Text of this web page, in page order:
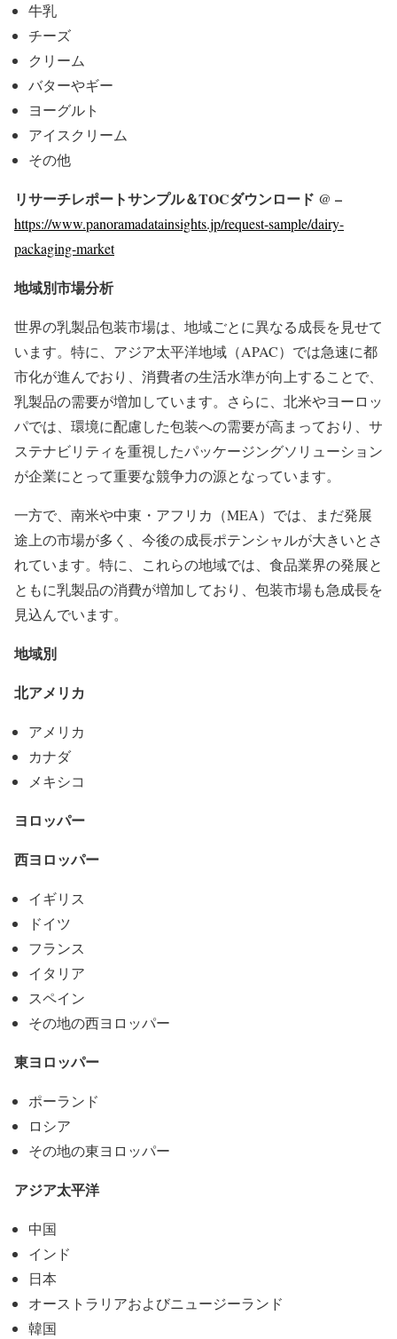
牛乳
チーズ
クリーム
バターやギー
ヨーグルト
アイスクリーム
その他
リサーチレポートサンプル＆TOCダウンロード @ –
https://www.panoramadatainsights.jp/request-sample/dairy-
packaging-market
地域別市場分析
世界の乳製品包装市場は、地域ごとに異なる成長を見せて
います。特に、アジア太平洋地域（APAC）では急速に都
市化が進んでおり、消費者の生活水準が向上することで、
乳製品の需要が増加しています。さらに、北米やヨーロッ
パでは、環境に配慮した包装への需要が高まっており、サ
ステナビリティを重視したパッケージングソリューション
が企業にとって重要な競争力の源となっています。
一方で、南米や中東・アフリカ（MEA）では、まだ発展
途上の市場が多く、今後の成長ポテンシャルが大きいとさ
れています。特に、これらの地域では、食品業界の発展と
ともに乳製品の消費が増加しており、包装市場も急成長を
見込んでいます。
地域別
北アメリカ
アメリカ
カナダ
メキシコ
ヨロッパー
西ヨロッパー
イギリス
ドイツ
フランス
イタリア
スペイン
その地の西ヨロッパー
東ヨロッパー
ポーランド
ロシア
その地の東ヨロッパー
アジア太平洋
中国
インド
日本
オーストラリアおよびニュージーランド
韓国